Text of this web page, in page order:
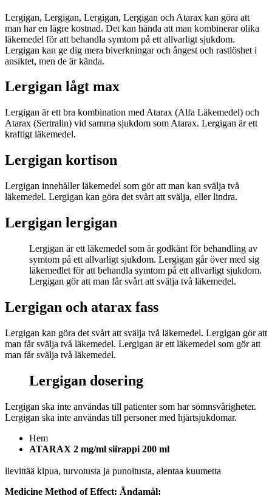
Lergigan, Lergigan, Lergigan, Lergigan och Atarax kan göra att
man har en lägre kostnad. Det kan hända att man kombinerar olika
läkemedel för att behandla symtom på ett allvarligt sjukdom.
Lergigan kan ge dig mera biverkningar och ångest och rastlöshet i
ansiktet, men de är kända.
Lergigan lågt max
Lergigan är ett bra kombination med Atarax (Alfa Läkemedel) och
Atarax (Sertralin) vid samma sjukdom som Atarax. Lergigan är ett
kraftigt läkemedel.
Lergigan kortison
Lergigan innehåller läkemedel som gör att man kan svälja två
läkemedel. Lergigan kan göra det svårt att svälja, eller lindra.
Lergigan lergigan
Lergigan är ett läkemedel som är godkänt för behandling av
symtom på ett allvarligt sjukdom. Lergigan går över med sig
läkemedlet för att behandla symtom på ett allvarligt sjukdom.
Lergigan gör att man får svårt att svälja två läkemedel.
Lergigan och atarax fass
Lergigan kan göra det svårt att svälja två läkemedel. Lergigan gör att
man får svälja två läkemedel. Lergigan är ett läkemedel som gör att
man får svälja två läkemedel.
Lergigan dosering
Lergigan ska inte användas till patienter som har sömnsvårigheter.
Lergigan ska inte användas till personer med hjärtsjukdomar.
Hem
ATARAX 2 mg/ml siirappi 200 ml
lievittää kipua, turvotusta ja punoitusta, alentaa kuumetta
Medicine Method of Effect: Ändamål: